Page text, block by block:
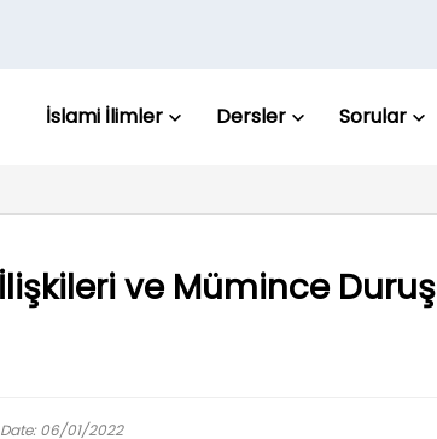
İslami İlimler Dersler Sorular
ve Mümince Duruş
06/01/2022